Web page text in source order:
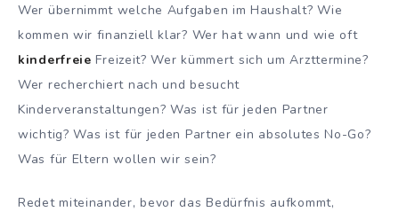
Wer übernimmt welche Aufgaben im Haushalt? Wie
kommen wir finanziell klar? Wer hat wann und wie oft
kinderfreie Freizeit? Wer kümmert sich um Arzttermine?
Wer recherchiert nach und besucht
Kinderveranstaltungen? Was ist für jeden Partner
wichtig? Was ist für jeden Partner ein absolutes No-Go?
Was für Eltern wollen wir sein?
Redet miteinander, bevor das Bedürfnis aufkommt,